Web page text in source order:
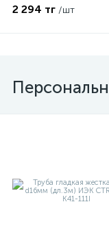
4690612034720
2 294 тг /шт